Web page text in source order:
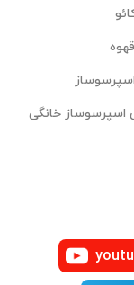
اسپرسوساز خانگی